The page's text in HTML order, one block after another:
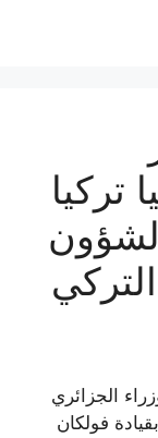
تركيا
الجزائري
فولكان